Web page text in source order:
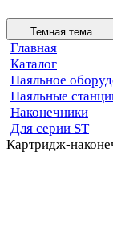
Темная тема
Главная
Каталог
Паяльное
Паяльные
Наконечники
Для серии ST
Картридж-